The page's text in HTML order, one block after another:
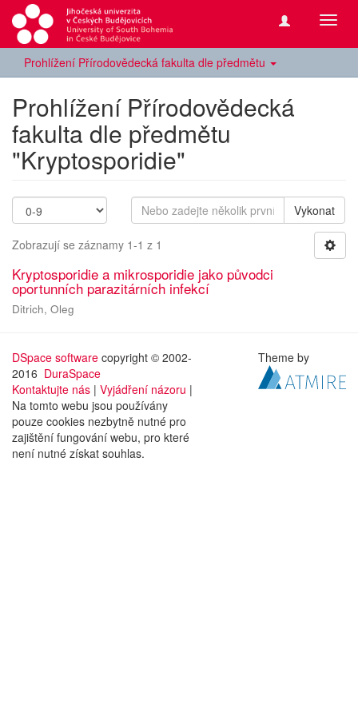
Prohlížení Přírodovědecká fakulta dle předmětu
Prohlížení Přírodovědecká
fakulta dle předmětu
"Kryptosporidie"
Vykonat
Zobrazují se záznamy 1-1 z 1
Kryptosporidie a mikrosporidie jako původci
oportunních parazitárních infekcí
Ditrich, Oleg
DSpace software copyright © 2002-
2016 DuraSpace
Kontaktujte nás | Vyjádření názoru |
Na tomto webu jsou používány
pouze cookies nezbytně nutné pro
zajištění fungování webu, pro které
není nutné získat souhlas.
Theme by